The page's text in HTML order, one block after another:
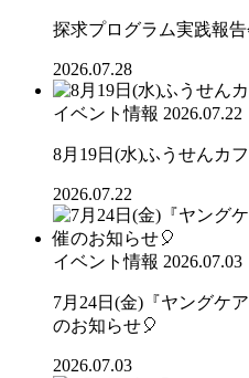
探求プログラム実践報
2026.07.28
イベント情報 2026.07.22
8月19日(水)ふうせんカ
2026.07.22
イベント情報 2026.07.03
7月24日(金)『ヤングケ
のお知らせ🎈
2026.07.03